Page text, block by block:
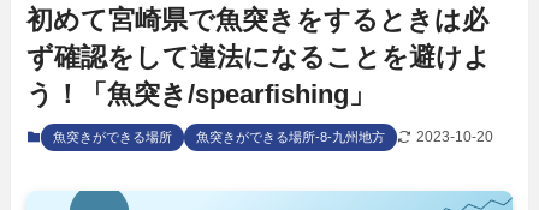
初めて宮崎県で魚突きをするときは必
ず確認をして違法になることを避けよ
う！「魚突き/spearfishing」
魚突きができる場所 魚突きができる場所-8-九州地方 2023-10-20